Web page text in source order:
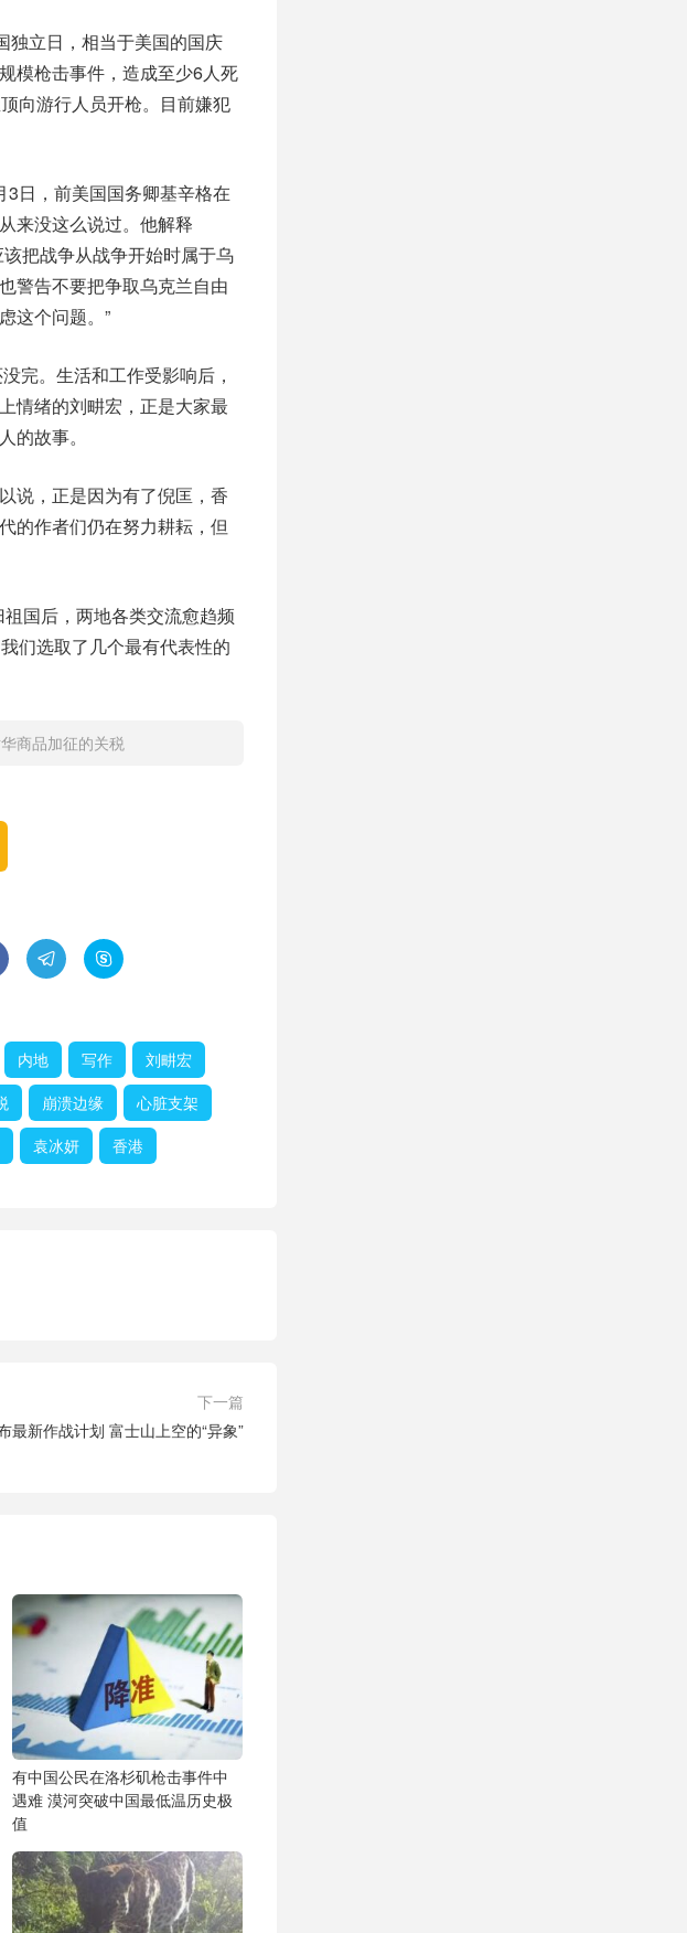
独立日，相当于美国的国庆
模枪击事件，造成至少6人死
向游行人员开枪。目前嫌犯
3日，前美国国务卿基辛格在
来没这么说过。他解释
把战争从战争开始时属于乌
警告不要把争取乌克兰自由
这个问题。”
完。生活和工作受影响后，
情绪的刘畊宏，正是大家最
的故事。
说，正是因为有了倪匡，香
的作者们仍在努力耕耘，但
国后，两地各类交流愈趋频
们选取了几个最有代表性的
商品加征的关税
 
内地 写作
刘畊宏
崩溃边缘
心脏支架
袁冰妍 香港
下一篇
最新作战计划 富士山上空的“异象”
有中国公民在洛杉矶枪击事件中
遇难 漠河突破中国最低温历史极
值